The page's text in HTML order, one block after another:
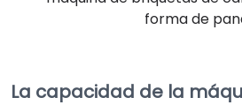
forma de
La capacidad de la